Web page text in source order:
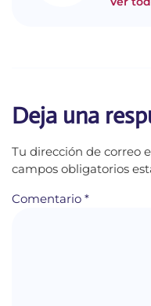
Deja una
Tu dirección de correo
campos obligatorios
Comentario *